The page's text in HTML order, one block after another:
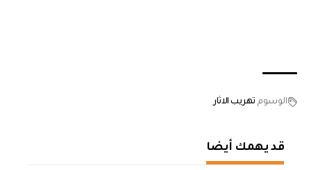
الوسوم تهريب الاثار
قد يهمك أيضا